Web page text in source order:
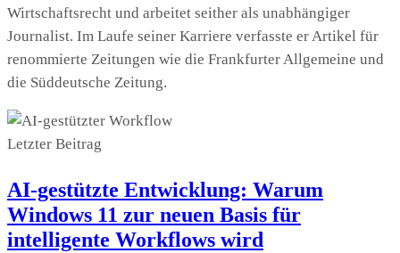
Wirtschaftsrecht und arbeitet seither als unabhängiger
Journalist. Im Laufe seiner Karriere verfasste er Artikel für
renommierte Zeitungen wie die Frankfurter Allgemeine und
die Süddeutsche Zeitung.
Letzter Beitrag
AI-gestützte Entwicklung: Warum
Windows 11 zur neuen Basis für
intelligente Workflows wird